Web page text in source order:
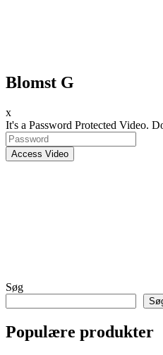
Blomst G
x
It's a Password Protected Video.
Søg
Populære produkter